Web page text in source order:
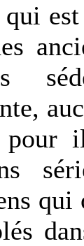
qui
pour